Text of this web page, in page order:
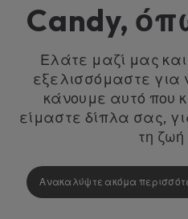
Candy,
Ελάτε μαζί μας
εξελισσόμαστε για
κάνουμε αυτό που
είμαστε δίπλα σας,
τη
Ανακαλύψτε ακόμα